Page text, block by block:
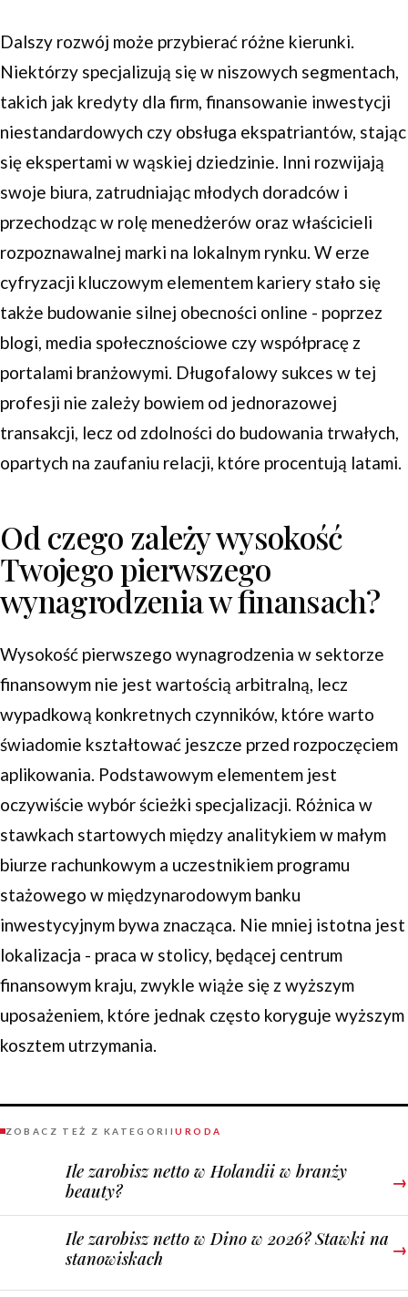
Dalszy rozwój może przybierać różne kierunki.
Niektórzy specjalizują się w niszowych segmentach,
takich jak kredyty dla firm, finansowanie inwestycji
niestandardowych czy obsługa ekspatriantów, stając
się ekspertami w wąskiej dziedzinie. Inni rozwijają
swoje biura, zatrudniając młodych doradców i
przechodząc w rolę menedżerów oraz właścicieli
rozpoznawalnej marki na lokalnym rynku. W erze
cyfryzacji kluczowym elementem kariery stało się
także budowanie silnej obecności online - poprzez
blogi, media społecznościowe czy współpracę z
portalami branżowymi. Długofalowy sukces w tej
profesji nie zależy bowiem od jednorazowej
transakcji, lecz od zdolności do budowania trwałych,
opartych na zaufaniu relacji, które procentują latami.
Od czego zależy wysokość
Twojego pierwszego
wynagrodzenia w finansach?
Wysokość pierwszego wynagrodzenia w sektorze
finansowym nie jest wartością arbitralną, lecz
wypadkową konkretnych czynników, które warto
świadomie kształtować jeszcze przed rozpoczęciem
aplikowania. Podstawowym elementem jest
oczywiście wybór ścieżki specjalizacji. Różnica w
stawkach startowych między analitykiem w małym
biurze rachunkowym a uczestnikiem programu
stażowego w międzynarodowym banku
inwestycyjnym bywa znacząca. Nie mniej istotna jest
lokalizacja - praca w stolicy, będącej centrum
finansowym kraju, zwykle wiąże się z wyższym
uposażeniem, które jednak często koryguje wyższym
kosztem utrzymania.
ZOBACZ TEŻ Z KATEGORIIURODA
Ile zarobisz netto w Holandii w branży
beauty?
→
Ile zarobisz netto w Dino w 2026? Stawki na
stanowiskach
→